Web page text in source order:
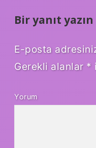
Bir yanıt yazın
E-posta
Gerekli alanlar *
Yorum